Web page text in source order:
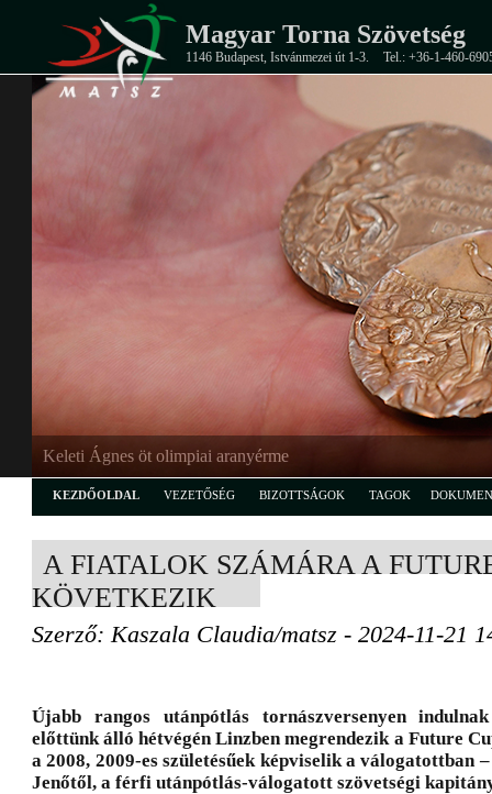
Magyar Torna Szövetség
1146 Budapest, Istvánmezei út 1-3. Tel.: +36-1-460-
Keleti Ágnes öt olimpiai aranyérme
KEZDŐOLDAL VEZETŐSÉG BIZOTTSÁGOK TAGOK
A FIATALOK SZÁMÁRA A
KÖVETKEZIK
Szerző: Kaszala Claudia/matsz - 2024-11-21
Újabb rangos utánpótlás tornászversenyen
előttünk álló hétvégén Linzben megrendezik a Future
a 2008, 2009-es születésűek képviselik a válogatottban
Jenőtől, a férfi utánpótlás-válogatott szövetségi